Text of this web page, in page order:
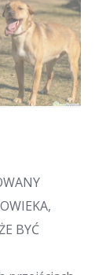
BYĆ